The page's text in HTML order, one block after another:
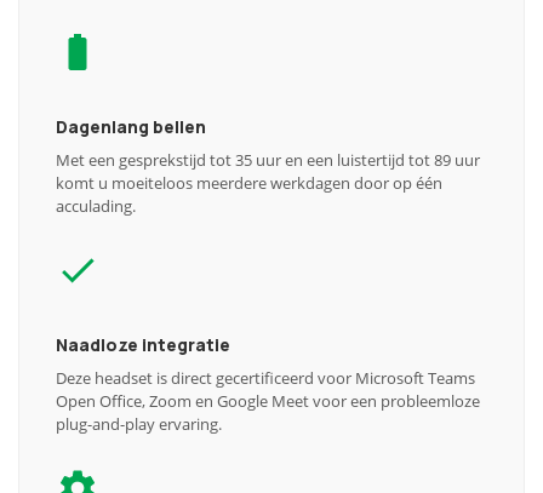
Dagenlang bellen
Met een gesprekstijd tot 35 uur en een luistertijd tot 89 uur
komt u moeiteloos meerdere werkdagen door op één
acculading.
Naadloze integratie
Deze headset is direct gecertificeerd voor Microsoft Teams
Open Office, Zoom en Google Meet voor een probleemloze
plug-and-play ervaring.